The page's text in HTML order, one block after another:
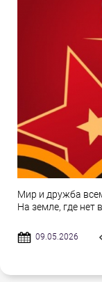
Мир и дружба
На земле, где нет
09.05.2026